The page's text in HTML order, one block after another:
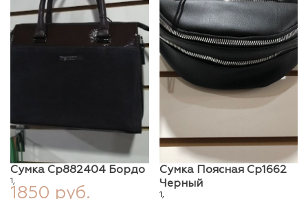
Сумка Ср882404 Бордо
1,
1850 руб.
Сумка Поясная Ср1662
Черный
1,